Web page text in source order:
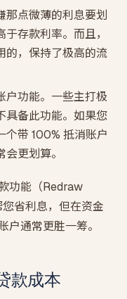
那点微薄的利息要划
存款利率。而且，
的，保持了极高的流
户功能。一些主打极
具备此功能。如果您
个带 100% 抵消账户
更划算。
功能（Redraw
省利息，但在资金
户通常更胜一筹。
款成本